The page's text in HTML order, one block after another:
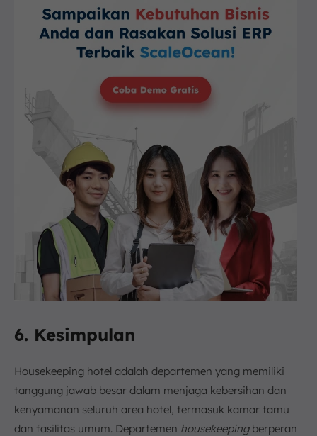
6. Kesimpulan
Housekeeping hotel adalah departemen yang memiliki
tanggung jawab besar dalam menjaga kebersihan dan
kenyamanan seluruh area hotel, termasuk kamar tamu
dan fasilitas umum. Departemen housekeepingberperan